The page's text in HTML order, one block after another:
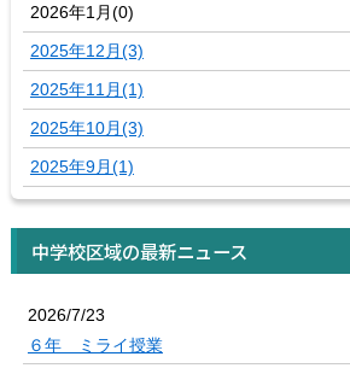
2026年1月(0)
2025年12月(3)
2025年11月(1)
2025年10月(3)
2025年9月(1)
中学校区域の最新ニュース
2026/7/23
６年 ミライ授業